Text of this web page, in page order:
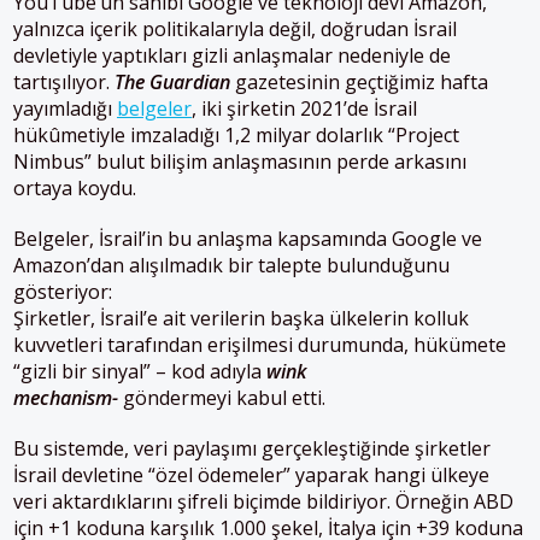
yalnızca içerik politikalarıyla değil, doğrudan İsrail
devletiyle yaptıkları gizli anlaşmalar nedeniyle de
tartışılıyor. The Guardian gazetesinin geçtiğimiz hafta
yayımladığı belgeler, iki şirketin 2021’de İsrail
hükûmetiyle imzaladığı 1,2 milyar dolarlık “Project
Nimbus” bulut bilişim anlaşmasının perde arkasını
ortaya koydu.
Belgeler, İsrail’in bu anlaşma kapsamında Google ve
Amazon’dan alışılmadık bir talepte bulunduğunu
gösteriyor:
Şirketler, İsrail’e ait verilerin başka ülkelerin kolluk
kuvvetleri tarafından erişilmesi durumunda, hükümete
“gizli bir sinyal” – kod adıyla wink
mechanism- göndermeyi kabul etti.
Bu sistemde, veri paylaşımı gerçekleştiğinde şirketler
İsrail devletine “özel ödemeler” yaparak hangi ülkeye
veri aktardıklarını şifreli biçimde bildiriyor. Örneğin ABD
için +1 koduna karşılık 1.000 şekel, İtalya için +39 koduna